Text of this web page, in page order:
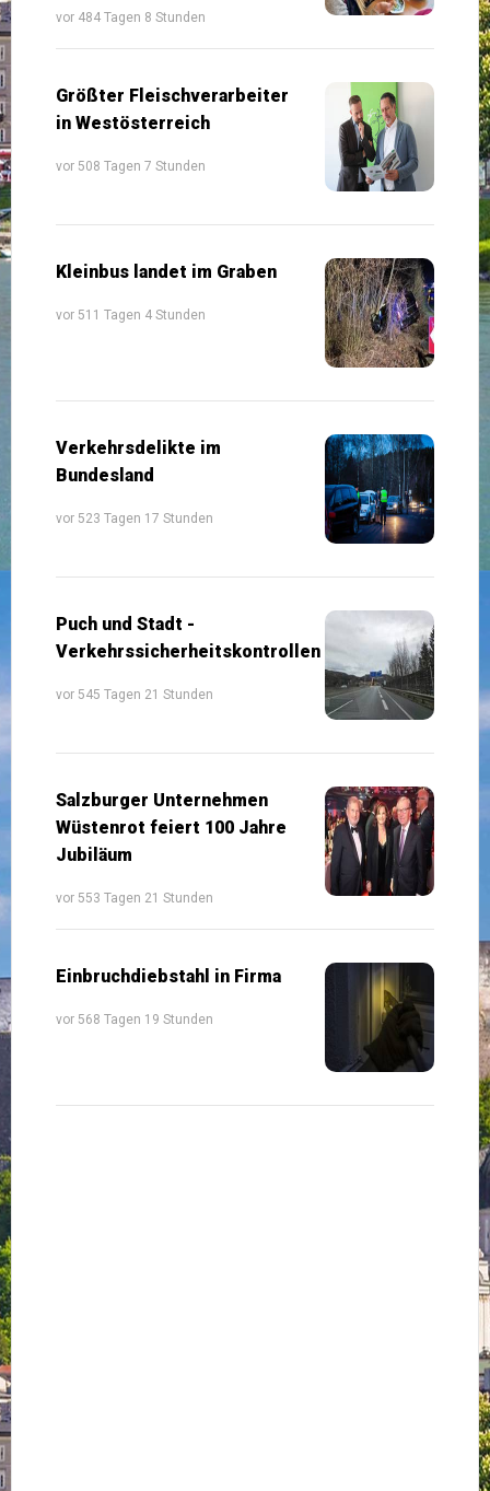
vor 484 Tagen 8 Stunden
Größter Fleischverarbeiter
in Westösterreich
vor 508 Tagen 7 Stunden
Kleinbus landet im Graben
vor 511 Tagen 4 Stunden
Verkehrsdelikte im
Bundesland
vor 523 Tagen 17 Stunden
Puch und Stadt -
Verkehrssicherheitskontrollen
vor 545 Tagen 21 Stunden
Salzburger Unternehmen
Wüstenrot feiert 100 Jahre
Jubiläum
vor 553 Tagen 21 Stunden
Einbruchdiebstahl in Firma
vor 568 Tagen 19 Stunden